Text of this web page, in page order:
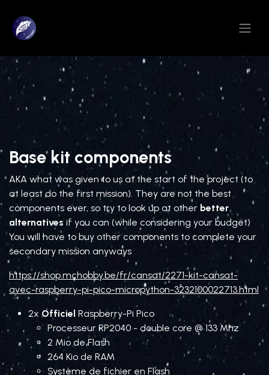
Base kit components
AKA what was given to us at the start of the project (to
at least do the first mission). They are not the best
components ever, so try to look up at other better
alternatives if you can (while considering your budget)
You will have to buy other components to complete your
secondary mission anyways
https://shop.mchobby.be/fr/cansat/2271-kit-cansat-
avec-raspberry-pi-pico-micropython-3232100022713.html
2x Officiel Raspberry-Pi Pico
Processeur RP2040 - double core @ 133 Mhz
2 Mio de Flash
264 Kio de RAM
Système de fichier en Flash